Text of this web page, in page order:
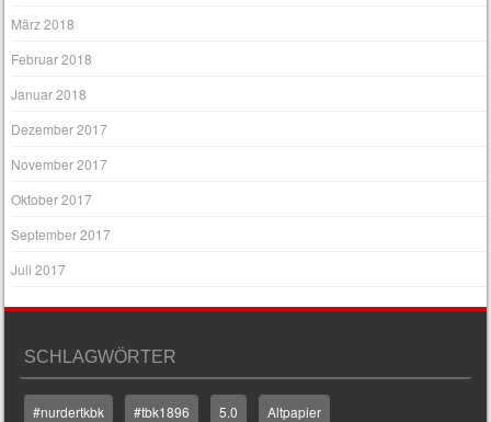
März 2018
Februar 2018
Januar 2018
Dezember 2017
November 2017
Oktober 2017
September 2017
Juli 2017
SCHLAGWÖRTER
#nurdertkbk #tbk1896 5.0 Altpapier